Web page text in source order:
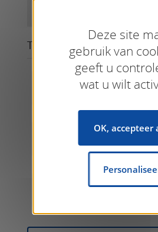
Top Hulpbronnen
KNX Specifications
KNX Specifications
ETS6 Professional
KNX Virtual
Software
Deze site
gebruik van
geeft u
wat u wilt
OK, accepteer